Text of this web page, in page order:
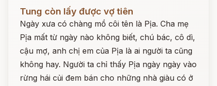
Tung còn lấy được vợ tiên
Ngày xưa có chàng mồ côi tên là Pịa. Cha mẹ
Pịa mất từ ngày nào không biết, chú bác, cô dì,
cậu mợ, anh chị em của Pịa là ai người ta cũng
không hay. Người ta chỉ thấy Pịa ngày ngày vào
rừng hái củi đem bán cho những nhà giàu có ở